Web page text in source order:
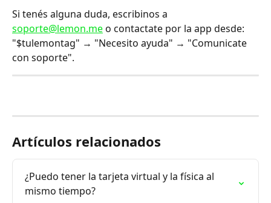
Si tenés alguna duda, escribinos a
soporte@lemon.me o contactate por la app desde:
"$tulemontag" → "Necesito ayuda" → "Comunicate
con soporte".
Artículos relacionados
¿Puedo tener la tarjeta virtual y la física al
mismo tiempo?